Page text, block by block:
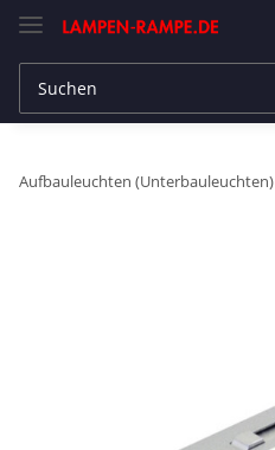
Aufbauleuchten (Unterbauleuchten)